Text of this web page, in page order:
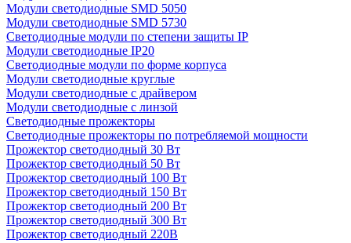
Модули светодиодные SMD 5050
Модули светодиодные SMD 5730
Светодиодные модули по степени защиты IP
Модули светодиодные IP20
Светодиодные модули по форме корпуса
Модули светодиодные круглые
Модули светодиодные с драйвером
Модули светодиодные с линзой
Светодиодные прожекторы
Светодиодные прожекторы по потребляемой мощности
Прожектор светодиодный 30 Вт
Прожектор светодиодный 50 Вт
Прожектор светодиодный 100 Вт
Прожектор светодиодный 150 Вт
Прожектор светодиодный 200 Вт
Прожектор светодиодный 300 Вт
Прожектор светодиодный 220В